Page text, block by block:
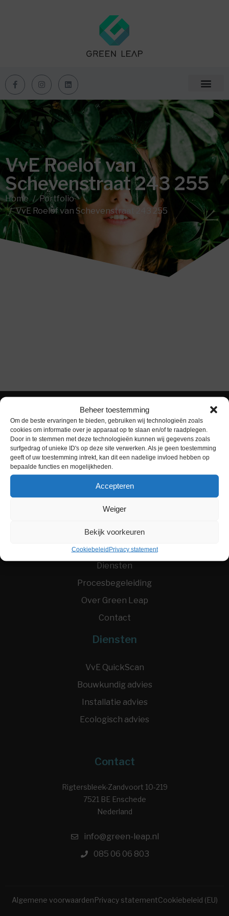
Beheer toestemming
Om de beste ervaringen te bieden, gebruiken wij technologieën zoals
cookies om informatie over je apparaat op te slaan en/of te raadplegen.
Door in te stemmen met deze technologieën kunnen wij gegevens zoals
surfgedrag of unieke ID's op deze site verwerken. Als je geen toestemming
geeft of uw toestemming intrekt, kan dit een nadelige invloed hebben op
bepaalde functies en mogelijkheden.
Accepteren
Weiger
Bekijk voorkeuren
CookiebeleidPrivacy statement
VvE Roelof van
Schevenstraat 243 255
Home
Portfolio
VvE Roelof van Schevenstraat 243 255
Home
Diensten
Procesbegeleiding
Over Green Leap
Contact
Diensten
VvE QuickScan
Bouwkundig advies
Installatie advies
Ecologisch advies
Contact
Rigtersbleek-Zandvoort 10-219
7521 BE Enschede
Nederland
info@green-leap.nl
085 06 06 803
Algemene voorwaardenPrivacy statementCookiebeleid (EU)